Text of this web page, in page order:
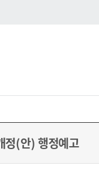
정(안) 행정예고